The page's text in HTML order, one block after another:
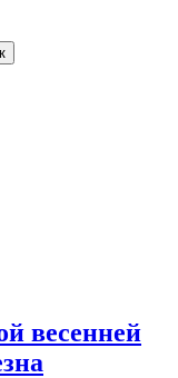
весенней